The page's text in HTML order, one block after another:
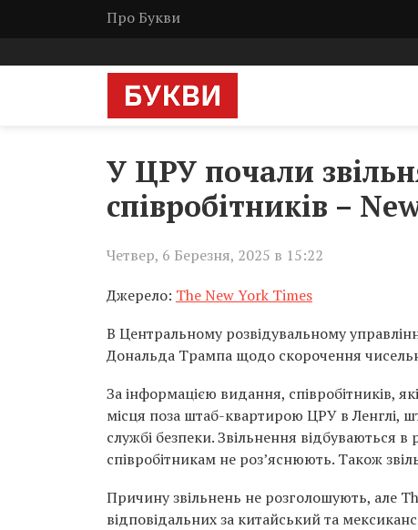
Про Букви
У ЦРУ почали
співробітників –
Четвер, 6 Березня, 2025 в 15:22
Джерело: The New York Times
В Центральному розвідувальному
Дональда Трампа щодо скорочення
За інформацією видання, співробітників,
місця поза штаб-квартирою ЦРУ в Ленглі,
службі безпеки. Звільнення відбуваються
співробітникам не роз’яснюють. Також
Причину звільнень не розголошують, але
відповідальних за китайський та